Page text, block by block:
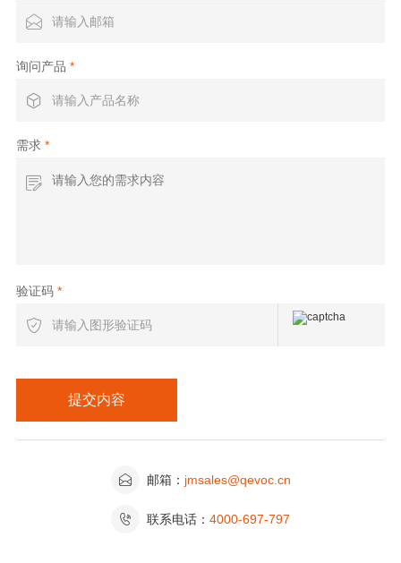

询问产品 *

需求 *

验证码 *

 邮箱： jmsales@qevoc.cn
 联系电话： 4000-697-797